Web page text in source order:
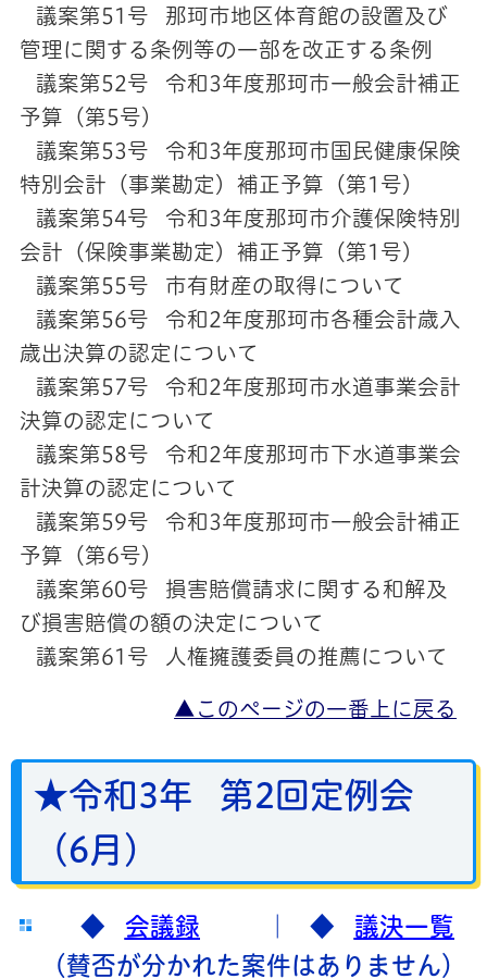
議案第51号 那珂市地区体育館の設置及び
管理に関する条例等の一部を改正する条例
議案第52号 令和3年度那珂市一般会計補正
予算（第5号）
議案第53号 令和3年度那珂市国民健康保険
特別会計（事業勘定）補正予算（第1号）
議案第54号 令和3年度那珂市介護保険特別
会計（保険事業勘定）補正予算（第1号）
議案第55号 市有財産の取得について
議案第56号 令和2年度那珂市各種会計歳入
歳出決算の認定について
議案第57号 令和2年度那珂市水道事業会計
決算の認定について
議案第58号 令和2年度那珂市下水道事業会
計決算の認定について
議案第59号 令和3年度那珂市一般会計補正
予算（第6号）
議案第60号 損害賠償請求に関する和解及
び損害賠償の額の決定について
議案第61号 人権擁護委員の推薦について
▲このページの一番上に戻る
★令和3年 第2回定例会
（6月）
◆ 会議録 ｜ ◆ 議決一覧
（賛否が分かれた案件はありません）